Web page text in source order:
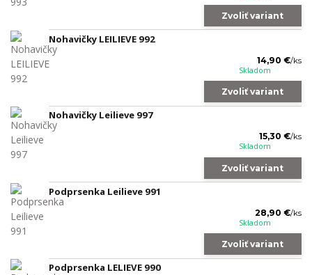
Zvoliť variant
Nohavičky LEILIEVE 992
14,90 €/ks
Skladom
Zvoliť variant
Nohavičky Leilieve 997
15,30 €/ks
Skladom
Zvoliť variant
Podprsenka Leilieve 991
28,90 €/ks
Skladom
Zvoliť variant
Podprsenka LELIEVE 990